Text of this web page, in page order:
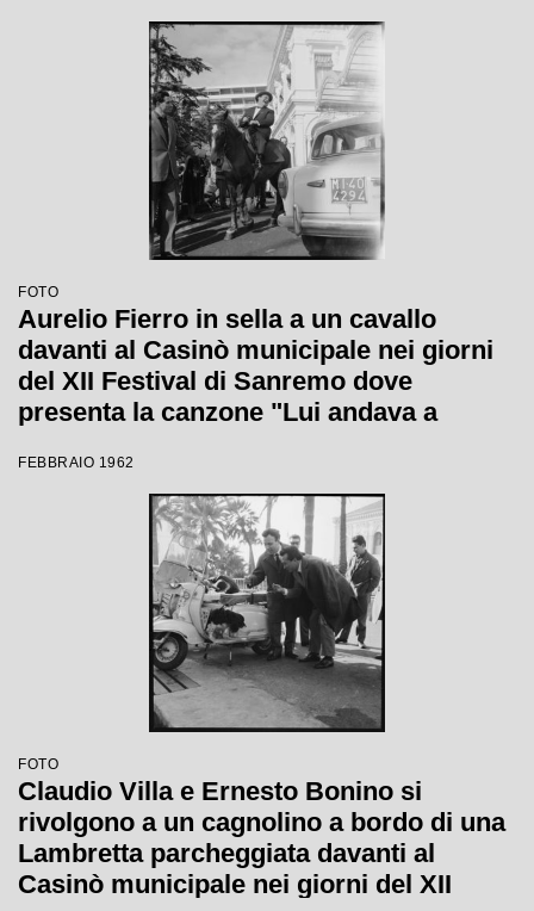
FOTO
Aurelio Fierro in sella a un cavallo
davanti al Casinò municipale nei giorni
del XII Festival di Sanremo dove
presenta la canzone "Lui andava a
FEBBRAIO 1962
FOTO
Claudio Villa e Ernesto Bonino si
rivolgono a un cagnolino a bordo di una
Lambretta parcheggiata davanti al
Casinò municipale nei giorni del XII